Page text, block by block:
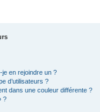
je en rejoindre un ?
d’utilisateurs ?
dans une couleur différente ?
?